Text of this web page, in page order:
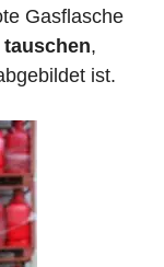
Gasflasche
,
ist.